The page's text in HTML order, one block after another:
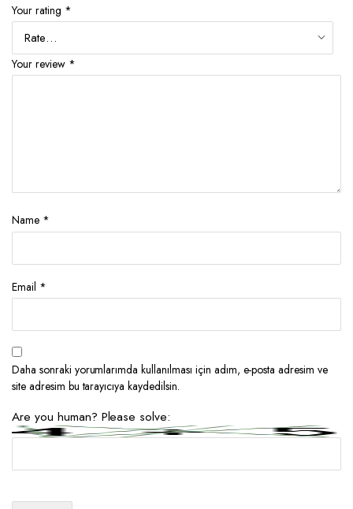
Your rating *
Your review *
Name *
Email *
Daha sonraki yorumlarımda kullanılması için adım, e-posta adresim ve
site adresim bu tarayıcıya kaydedilsin.
Are you human? Please solve: